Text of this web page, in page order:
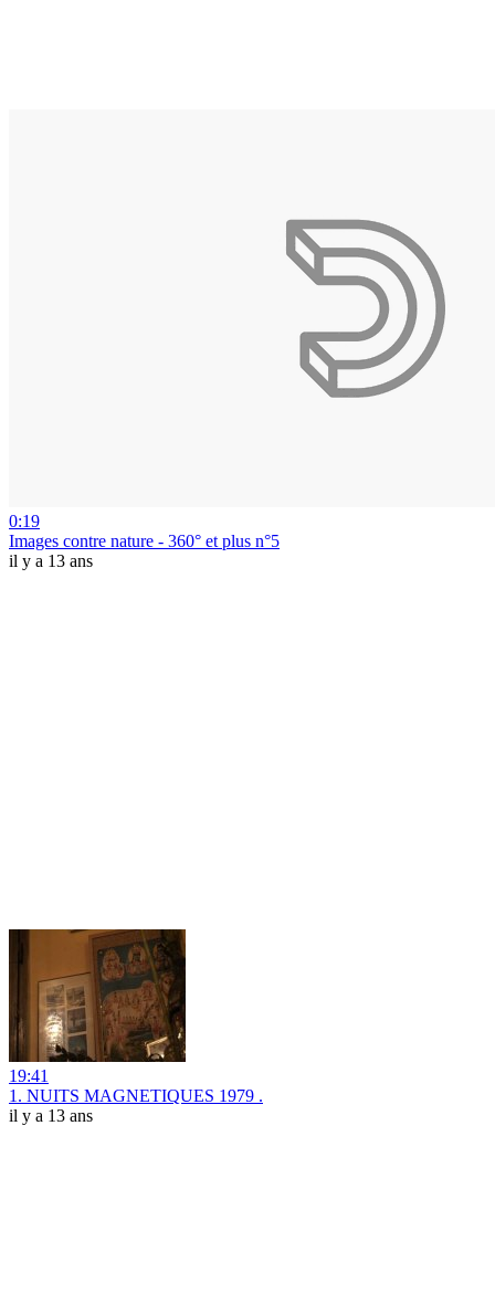
0:19
Images contre nature - 360° et plus n°5
il y a 13 ans
19:41
1. NUITS MAGNETIQUES 1979 .
il y a 13 ans